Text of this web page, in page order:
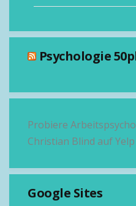
Psychologie
Probiere
Christian Blind auf
Google Sites